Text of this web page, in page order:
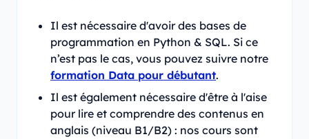
Il est nécessaire d'avoir des bases de
programmation en Python & SQL. Si ce
n’est pas le cas, vous pouvez suivre notre
formation Data pour débutant.
Il est également nécessaire d'être à l'aise
pour lire et comprendre des contenus en
anglais (niveau B1/B2) : nos cours sont